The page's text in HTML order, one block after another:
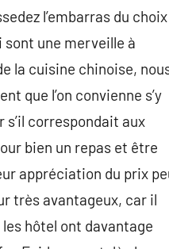
l’embarras du choix
une merveille à
la cuisine chinoise,
que l’on convienne s’y
correspondait aux
bien un repas et être
appréciation du prix
très avantageux, car il
hôtel ont davantage